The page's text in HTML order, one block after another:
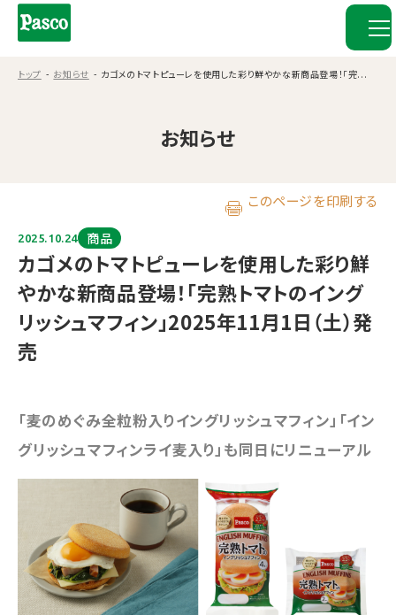
トップ お知らせ カゴメのトマトピューレを使用した彩り鮮やかな新商品登場！「完...
お知らせ
カゴメのトマトピューレを使用した彩り鮮
やかな新商品登場！「完熟トマトのイング
リッシュマフィン」2025年11月1日（土）発
売
2025.10.24 商品
このページを印刷する
「麦のめぐみ全粒粉入りイングリッシュマフィン」「イン
グリッシュマフィンライ麦入り」も同日にリニューアル